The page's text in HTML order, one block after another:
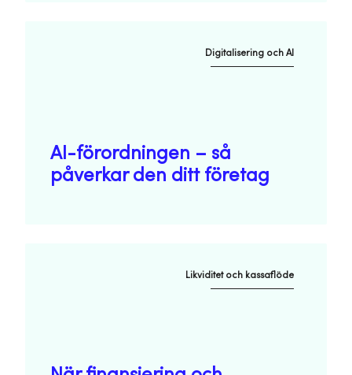
Digitalisering och AI
AI-förordningen – så
påverkar den ditt företag
Likviditet och kassaflöde